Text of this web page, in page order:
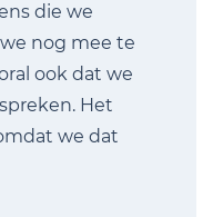
die we
nog mee te
ook dat we
Het
we dat